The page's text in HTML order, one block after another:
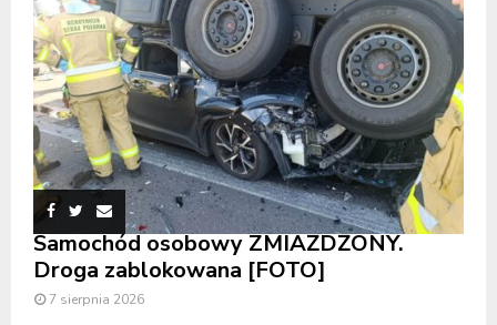
Samochód osobowy ZMIAŻDŻONY.
Droga zablokowana [FOTO]
7 sierpnia 2026